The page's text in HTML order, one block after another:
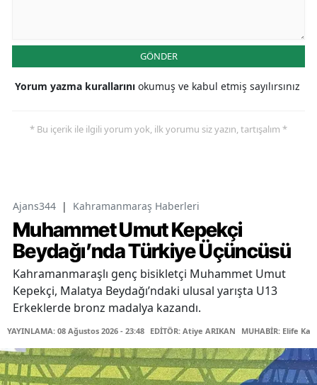
GÖNDER
Yorum yazma kurallarını okumuş ve kabul etmiş sayılırsınız
* Bu içerik ile ilgili yorum yok, ilk yorumu siz yazın, tartışalım *
Ajans344 | Kahramanmaraş Haberleri
Muhammet Umut Kepekçi
Beydağı’nda Türkiye Üçüncüsü
Kahramanmaraşlı genç bisikletçi Muhammet Umut
Kepekçi, Malatya Beydağı’ndaki ulusal yarışta U13
Erkeklerde bronz madalya kazandı.
YAYINLAMA: 08 Ağustos 2026 - 23:48 EDİTÖR: Atiye ARIKAN MUHABİR: Elife